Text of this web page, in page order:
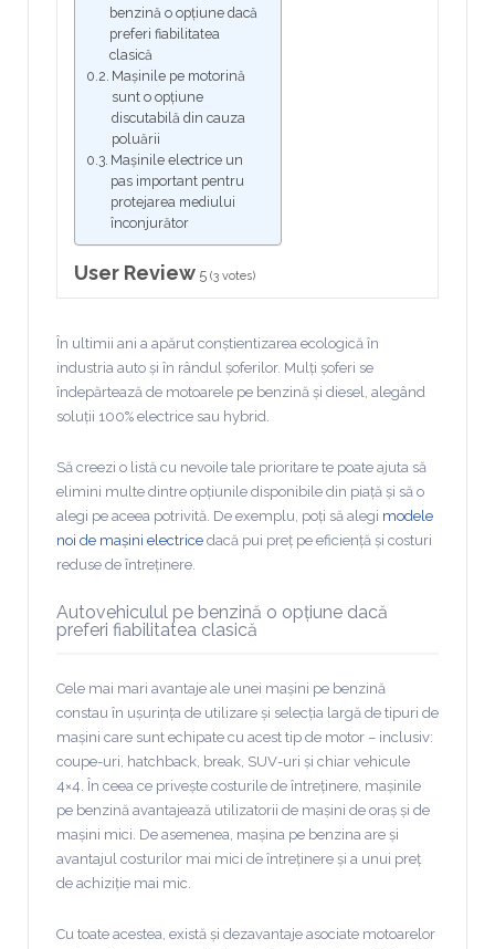
benzină o opțiune dacă
preferi fiabilitatea
clasică
Mașinile pe motorină
sunt o opțiune
discutabilă din cauza
poluării
Mașinile electrice un
pas important pentru
protejarea mediului
înconjurător
User Review 5 (3 votes)
În ultimii ani a apărut conștientizarea ecologică în
industria auto și în rândul șoferilor. Mulți șoferi se
îndepărtează de motoarele pe benzină și diesel, alegând
soluții 100% electrice sau hybrid.
Să creezi o listă cu nevoile tale prioritare te poate ajuta să
elimini multe dintre opțiunile disponibile din piață și să o
alegi pe aceea potrivită. De exemplu, poți să alegi modele
noi de mașini electrice dacă pui preț pe eficiență și costuri
reduse de întreținere.
Autovehiculul pe benzină o opțiune dacă
preferi fiabilitatea clasică
Cele mai mari avantaje ale unei mașini pe benzină
constau în ușurința de utilizare și selecția largă de tipuri de
mașini care sunt echipate cu acest tip de motor – inclusiv:
coupe-uri, hatchback, break, SUV-uri și chiar vehicule
4×4. În ceea ce privește costurile de întreținere, mașinile
pe benzină avantajează utilizatorii de mașini de oraș și de
mașini mici. De asemenea, mașina pe benzina are și
avantajul costurilor mai mici de întreținere și a unui preț
de achiziție mai mic.
Cu toate acestea, există și dezavantaje asociate motoarelor